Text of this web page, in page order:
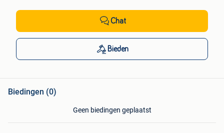
Chat
Bieden
Biedingen (0)
Geen biedingen geplaatst